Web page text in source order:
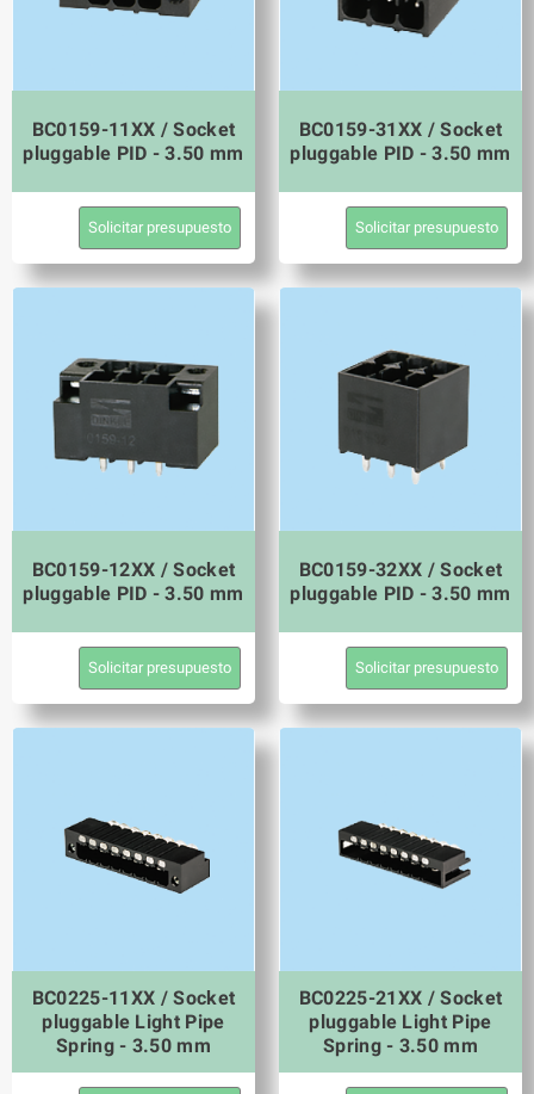
BC0159-11XX / Socket
pluggable PID - 3.50 mm
Solicitar presupuesto
BC0159-31XX / Socket
pluggable PID - 3.50 mm
Solicitar presupuesto
BC0159-12XX / Socket
pluggable PID - 3.50 mm
Solicitar presupuesto
BC0159-32XX / Socket
pluggable PID - 3.50 mm
Solicitar presupuesto
BC0225-11XX / Socket
pluggable Light Pipe
Spring - 3.50 mm
BC0225-21XX / Socket
pluggable Light Pipe
Spring - 3.50 mm